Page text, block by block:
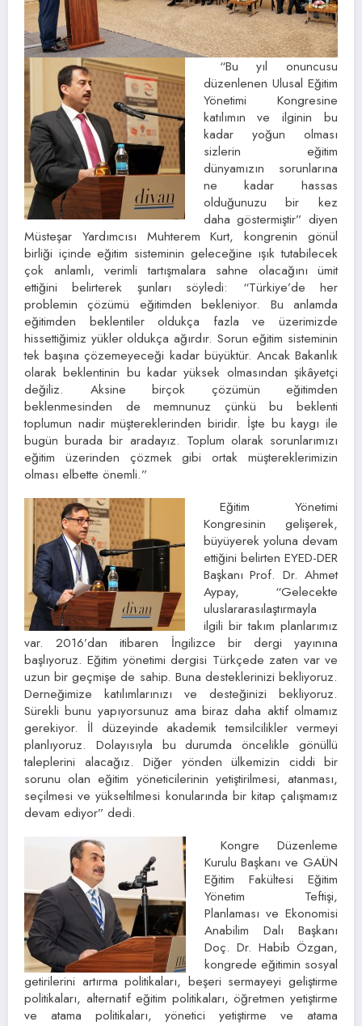
“Bu yıl onuncusu
düzenlenen Ulusal Eğitim
Yönetimi Kongresine
katılımın ve ilginin bu
kadar yoğun olması
sizlerin eğitim
dünyamızın sorunlarına
ne kadar hassas
olduğunuzu bir kez
daha göstermiştir” diyen
Müsteşar Yardımcısı Muhterem Kurt, kongrenin gönül
birliği içinde eğitim sisteminin geleceğine ışık tutabilecek
çok anlamlı, verimli tartışmalara sahne olacağını ümit
ettiğini belirterek şunları söyledi: “Türkiye’de her
problemin çözümü eğitimden bekleniyor. Bu anlamda
eğitimden beklentiler oldukça fazla ve üzerimizde
hissettiğimiz yükler oldukça ağırdır. Sorun eğitim sisteminin
tek başına çözemeyeceği kadar büyüktür. Ancak Bakanlık
olarak beklentinin bu kadar yüksek olmasından şikâyetçi
değiliz. Aksine birçok çözümün eğitimden
beklenmesinden de memnunuz çünkü bu beklenti
toplumun nadir müştereklerinden biridir. İşte bu kaygı ile
bugün burada bir aradayız. Toplum olarak sorunlarımızı
eğitim üzerinden çözmek gibi ortak müştereklerimizin
olması elbette önemli.”
Eğitim Yönetimi
Kongresinin gelişerek,
büyüyerek yoluna devam
ettiğini belirten EYED-DER
Başkanı Prof. Dr. Ahmet
Aypay, “Gelecekte
uluslararasılaştırmayla
ilgili bir takım planlarımız
var. 2016’dan itibaren İngilizce bir dergi yayınına
başlıyoruz. Eğitim yönetimi dergisi Türkçede zaten var ve
uzun bir geçmişe de sahip. Buna desteklerinizi bekliyoruz.
Derneğimize katılımlarınızı ve desteğinizi bekliyoruz.
Sürekli bunu yapıyorsunuz ama biraz daha aktif olmamız
gerekiyor. İl düzeyinde akademik temsilcilikler vermeyi
planlıyoruz. Dolayısıyla bu durumda öncelikle gönüllü
taleplerini alacağız. Diğer yönden ülkemizin ciddi bir
sorunu olan eğitim yöneticilerinin yetiştirilmesi, atanması,
seçilmesi ve yükseltilmesi konularında bir kitap çalışmamız
devam ediyor” dedi.
Kongre Düzenleme
Kurulu Başkanı ve GAÜN
Eğitim Fakültesi Eğitim
Yönetim Teftişi,
Planlaması ve Ekonomisi
Anabilim Dalı Başkanı
Doç. Dr. Habib Özgan,
kongrede eğitimin sosyal
getirilerini artırma politikaları, beşeri sermayeyi geliştirme
politikaları, alternatif eğitim politikaları, öğretmen yetiştirme
ve atama politikaları, yönetici yetiştirme ve atama